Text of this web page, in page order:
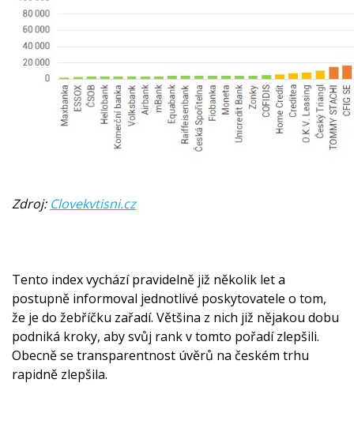
Zdroj: Clovekvtisni.cz
Tento index vychází pravidelně již několik let a
postupně informoval jednotlivé poskytovatele o tom,
že je do žebříčku zařadí. Většina z nich již nějakou dobu
podniká kroky, aby svůj rank v tomto pořadí zlepšili.
Obecně se transparentnost úvěrů na českém trhu
rapidně zlepšila.